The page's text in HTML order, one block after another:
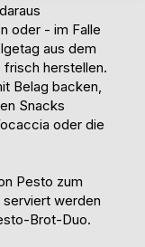
oder - im Falle
aus dem
herstellen.
Belag backen,
Snacks
oder die
Pesto zum
werden
Brot-Duo.